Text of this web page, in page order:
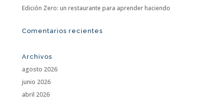
Edición Zero: un restaurante para aprender haciendo
Comentarios recientes
Archivos
agosto 2026
junio 2026
abril 2026